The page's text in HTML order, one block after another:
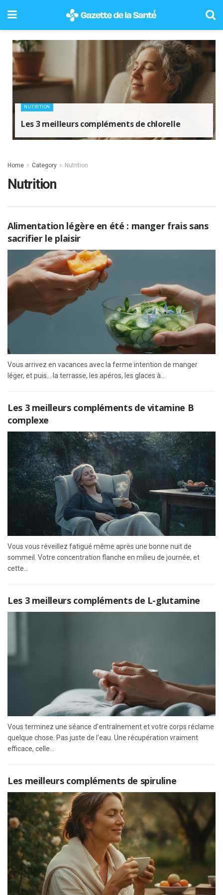
NUTRITION
Les 3 meilleurs compléments de chlorelle
Home Category Nutrition
Nutrition
Alimentation légère en été : manger frais sans
sacrifier le plaisir
Vous arrivez en vacances avec la ferme intention de manger
léger, et puis… la terrasse, les apéros, les glaces à...
Les 3 meilleurs compléments de vitamine B
complexe
Vous vous réveillez fatigué même après une bonne nuit de
sommeil. Votre concentration flanche en milieu de journée, et
cette...
Les 3 meilleurs compléments de L-glutamine
Vous terminez une séance d'entraînement et votre corps réclame
quelque chose. Pas juste de l'eau. Une récupération vraiment
efficace, celle...
Les meilleurs compléments de spiruline